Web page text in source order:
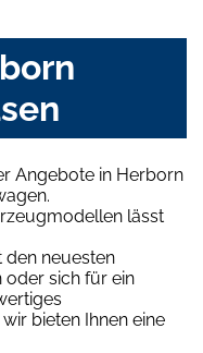
Angebote in Herborn
lässt
den neuesten
oder sich für ein
bieten Ihnen eine